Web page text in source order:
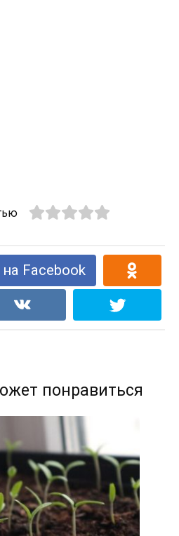
Facebook
понравиться